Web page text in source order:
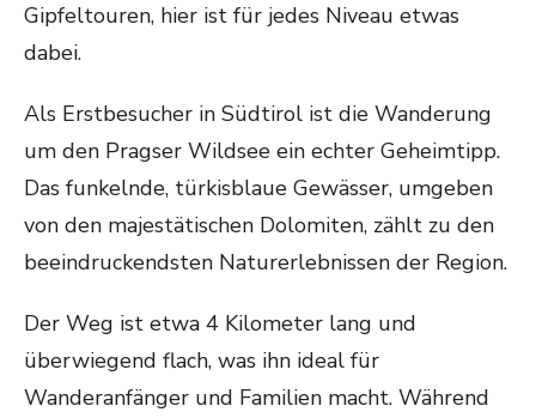
Gipfeltouren, hier ist für jedes Niveau etwas
dabei.
Als Erstbesucher in Südtirol ist die Wanderung
um den Pragser Wildsee ein echter Geheimtipp.
Das funkelnde, türkisblaue Gewässer, umgeben
von den majestätischen Dolomiten, zählt zu den
beeindruckendsten Naturerlebnissen der Region.
Der Weg ist etwa 4 Kilometer lang und
überwiegend flach, was ihn ideal für
Wanderanfänger und Familien macht. Während